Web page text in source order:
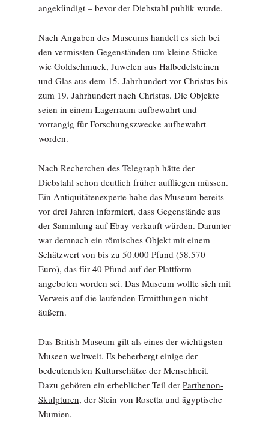
angekündigt – bevor der Diebstahl publik wurde.
Nach Angaben des Museums handelt es sich bei
den vermissten Gegenständen um kleine Stücke
wie Goldschmuck, Juwelen aus Halbedelsteinen
und Glas aus dem 15. Jahrhundert vor Christus bis
zum 19. Jahrhundert nach Christus. Die Objekte
seien in einem Lagerraum aufbewahrt und
vorrangig für Forschungszwecke aufbewahrt
worden.
Nach Recherchen des Telegraph hätte der
Diebstahl schon deutlich früher auffliegen müssen.
Ein Antiquitätenexperte habe das Museum bereits
vor drei Jahren informiert, dass Gegenstände aus
der Sammlung auf Ebay verkauft würden. Darunter
war demnach ein römisches Objekt mit einem
Schätzwert von bis zu 50.000 Pfund (58.570
Euro), das für 40 Pfund auf der Plattform
angeboten worden sei. Das Museum wollte sich mit
Verweis auf die laufenden Ermittlungen nicht
äußern.
Das British Museum gilt als eines der wichtigsten
Museen weltweit. Es beherbergt einige der
bedeutendsten Kulturschätze der Menschheit.
Dazu gehören ein erheblicher Teil der Parthenon-
Skulpturen, der Stein von Rosetta und ägyptische
Mumien.